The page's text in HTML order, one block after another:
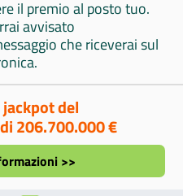
il premio al posto tuo.
avvisato
che riceverai sul
del
206.700.000 €
>>